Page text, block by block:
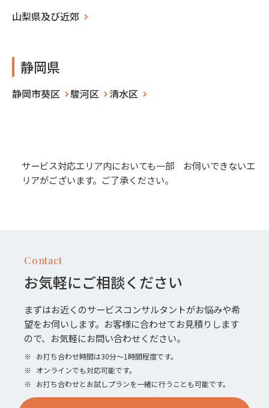
山梨県及び近郊
静岡県
静岡市葵区 駿河区 清水区
サービス対応エリア内においても一部 お伺いできないエ
リアがございます。ご了承ください。
Contact
お気軽にご相談ください
まずはお近くのサービスコンサルタントがお悩みや希
望をお伺いします。お客様に合わせてお見積りします
ので、お気軽にお問い合わせください。
※ お打ち合わせ時間は30分〜1時間程度です。
※ オンラインでも対応可能です。
※ お打ち合わせとお試しプランを一緒に行うことも可能です。